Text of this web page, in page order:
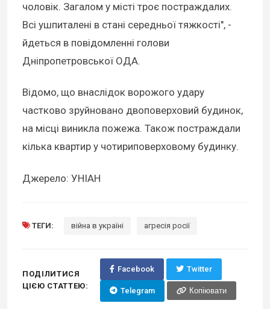
чоловік. Загалом у місті троє постраждалих.
Всі ушпиталені в стані середньої тяжкості", -
йдеться в повідомленні голови
Дніпропетровської ОДА.
Відомо, що внаслідок ворожого удару
частково зруйновано двоповерховий будинок,
на місці виникла пожежа. Також постраждали
кілька квартир у чотириповерховому будинку.
Джерело: УНІАН
ТЕГИ: війна в україні агресія росії
ПОДІЛИТИСЯ
ЦІЄЮ СТАТТЕЮ:
Facebook Twitter
Telegram Копіювати